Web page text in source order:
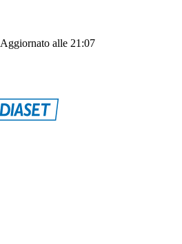
Aggiornato alle 21:07